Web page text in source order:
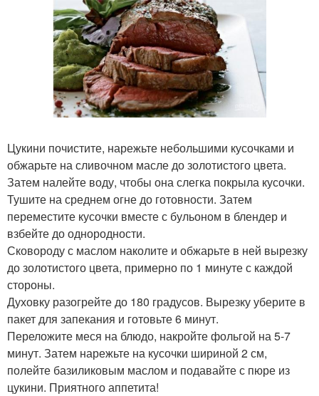
Цукини почистите, нарежьте небольшими кусочками и
обжарьте на сливочном масле до золотистого цвета.
Затем налейте воду, чтобы она слегка покрыла кусочки.
Тушите на среднем огне до готовности. Затем
переместите кусочки вместе с бульоном в блендер и
взбейте до однородности.
Сковороду с маслом наколите и обжарьте в ней вырезку
до золотистого цвета, примерно по 1 минуте с каждой
стороны.
Духовку разогрейте до 180 градусов. Вырезку уберите в
пакет для запекания и готовьте 6 минут.
Переложите меся на блюдо, накройте фольгой на 5-7
минут. Затем нарежьте на кусочки шириной 2 см,
полейте базиликовым маслом и подавайте с пюре из
цукини. Приятного аппетита!